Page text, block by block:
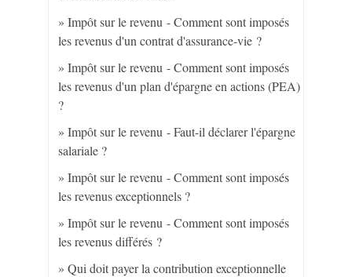
Impôt sur le revenu - Comment sont imposés
les revenus d'un contrat d'assurance-vie ?
Impôt sur le revenu - Comment sont imposés
les revenus d'un plan d'épargne en actions (PEA)
?
Impôt sur le revenu - Faut-il déclarer l'épargne
salariale ?
Impôt sur le revenu - Comment sont imposés
les revenus exceptionnels ?
Impôt sur le revenu - Comment sont imposés
les revenus différés ?
Qui doit payer la contribution exceptionnelle